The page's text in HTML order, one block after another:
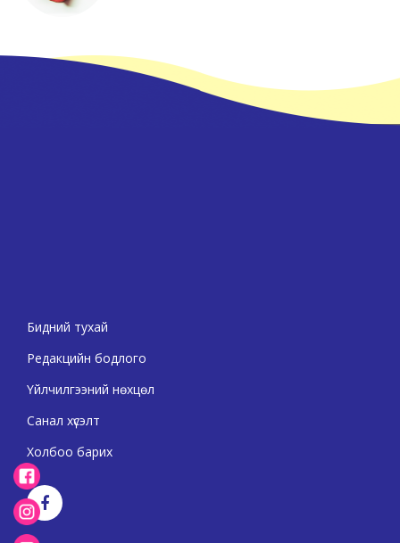
Бидний тухай
Редакцийн бодлого
Үйлчилгээний нөхцөл
Санал хүсэлт
Холбоо барих